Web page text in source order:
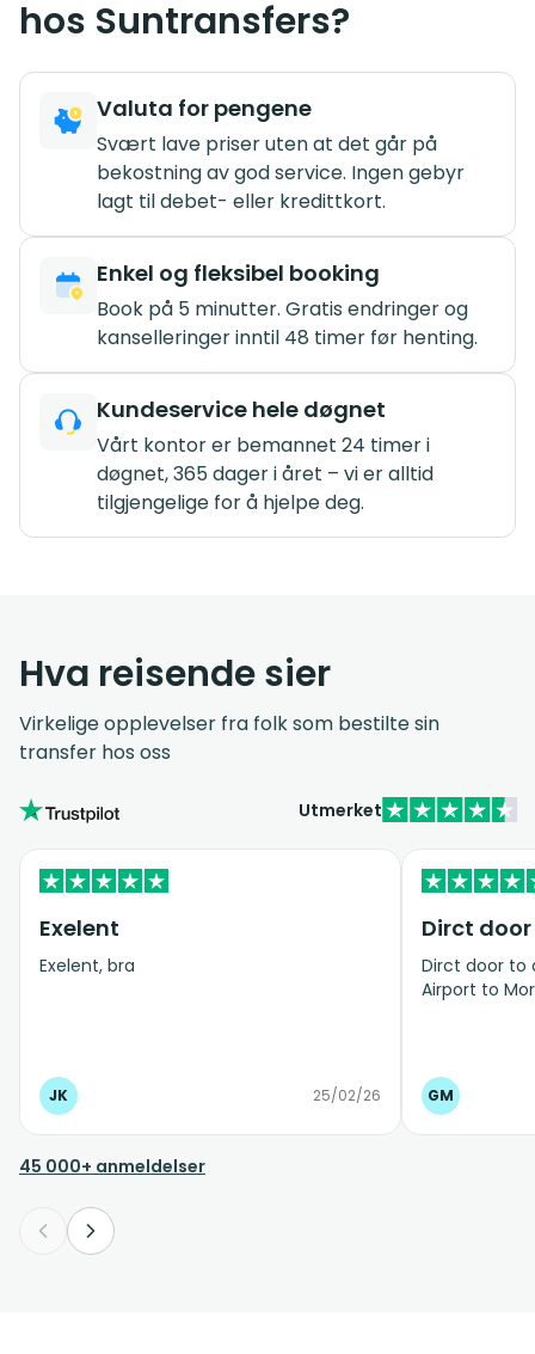
hos Suntransfers?
Valuta for pengene
Svært lave priser uten at det går på
bekostning av god service. Ingen gebyr
lagt til debet- eller kredittkort.
Enkel og fleksibel booking
Book på 5 minutter. Gratis endringer og
kanselleringer inntil 48 timer før henting.
Kundeservice hele døgnet
Vårt kontor er bemannet 24 timer i
døgnet, 365 dager i året – vi er alltid
tilgjengelige for å hjelpe deg.
Hva reisende sier
Virkelige opplevelser fra folk som bestilte sin
transfer hos oss
Utmerket
Exelent
Exelent, bra
JK 25/02/26
Dirct
Dirct door to
Airport to
GM
45 000+ anmeldelser